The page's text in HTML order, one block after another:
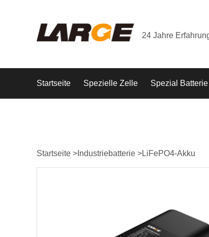
24 Jahre
Startseite Spezielle Zelle Spezial Batterie
Startseite > Industriebatterie >LiFePO4-Akku